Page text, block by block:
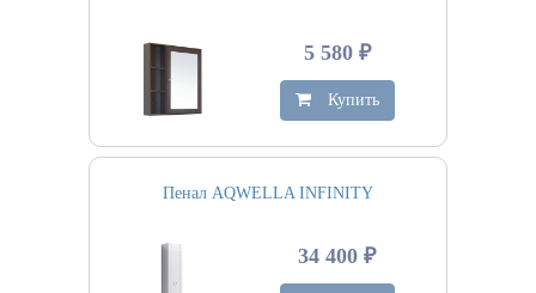
5 580 ₽
Купить
Пенал AQWELLA INFINITY
34 400 ₽